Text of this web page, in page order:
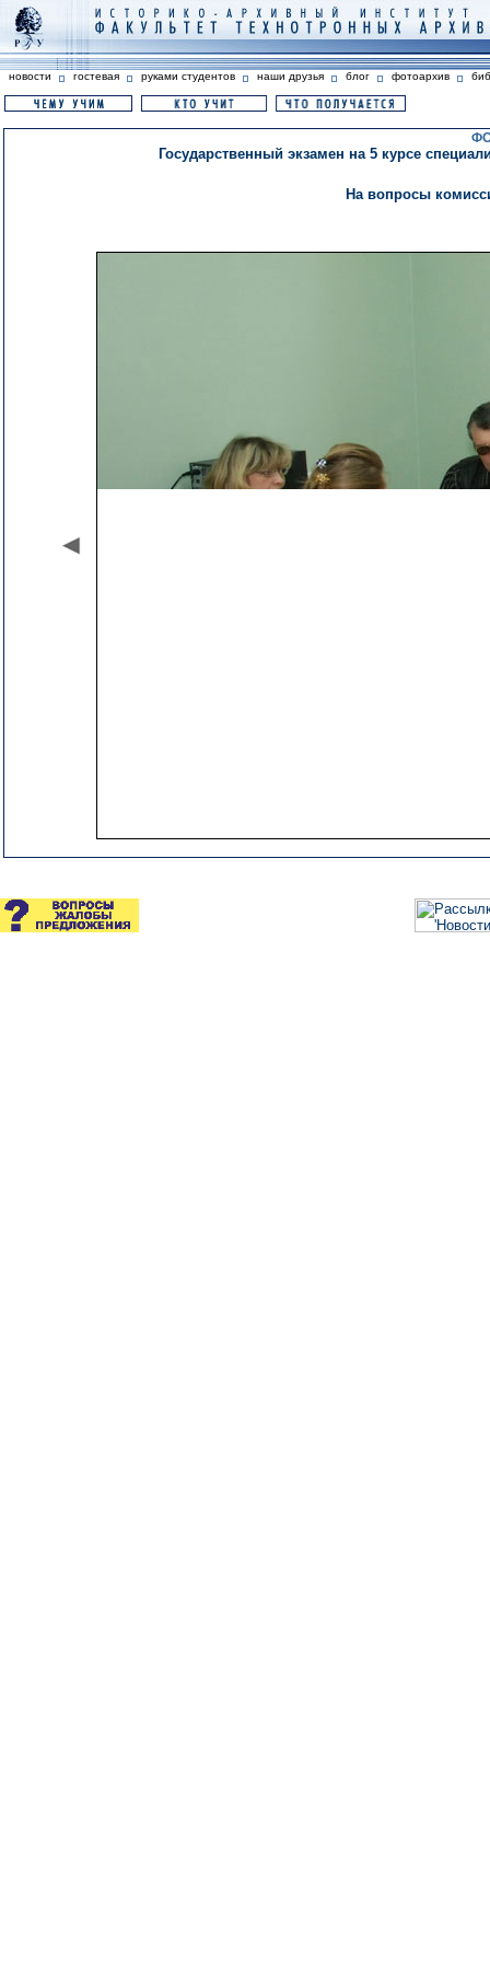
новости гостевая руками студентов наши друзья блог фотоархив
Государственный экзамен на 5 курсе
На вопросы